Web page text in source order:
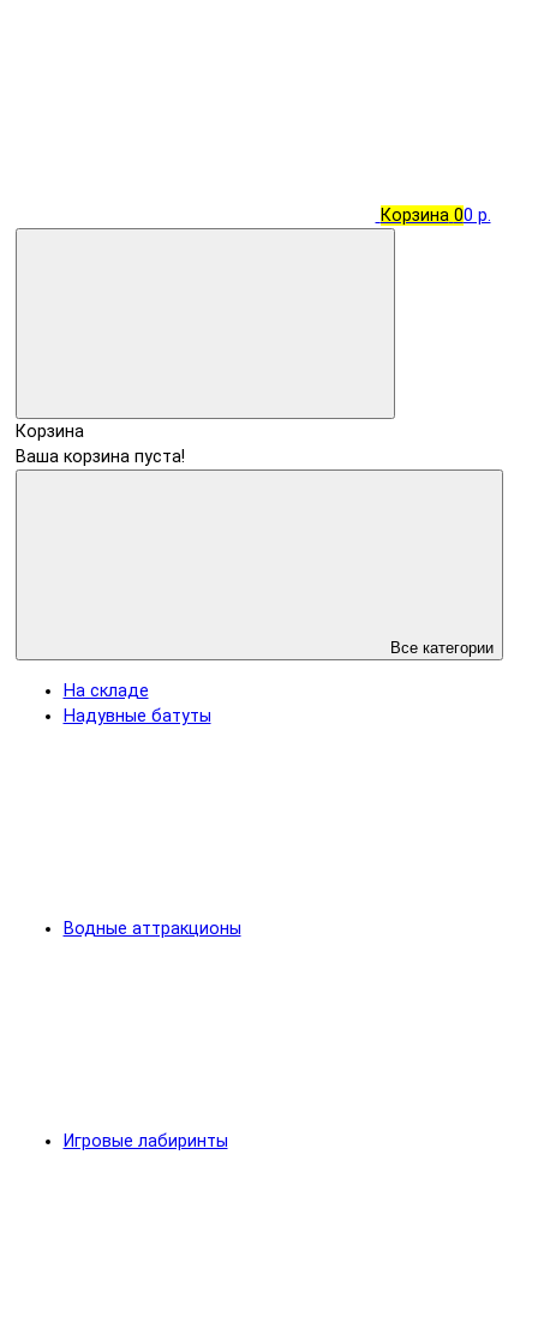
Корзина 00 р.
Корзина
Ваша корзина пуста!
Все категории
На складе
Надувные батуты
Водные аттракционы
Игровые лабиринты